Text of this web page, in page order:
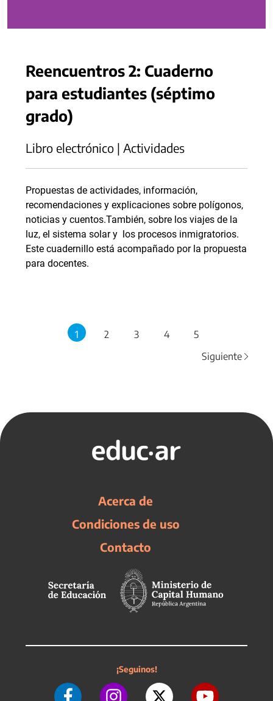
Reencuentros 2: Cuaderno
para estudiantes (séptimo
grado)
Libro electrónico | Actividades
Propuestas de actividades, información,
recomendaciones y explicaciones sobre polígonos,
noticias y cuentos.También, sobre los viajes de la
luz, el sistema solar y los procesos inmigratorios.
Este cuadernillo está acompañado por la propuesta
para docentes.
1 2 3 4
5
Siguiente
Acerca de
Condiciones de uso
Contacto
¡Seguinos!